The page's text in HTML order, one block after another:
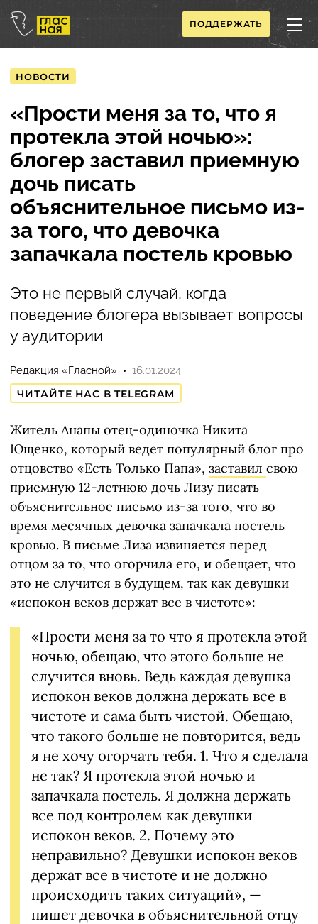
ПОДДЕРЖАТЬ
НОВОСТИ
«Прости меня за то, что я
протекла этой ночью»:
блогер заставил приемную
дочь писать
объяснительное письмо из-
за того, что девочка
запачкала постель кровью
Это не первый случай, когда
поведение блогера вызывает вопросы
у аудитории
Редакция «Гласной»
16.01.2024
ЧИТАЙТЕ НАС В TELEGRAM
Житель Анапы отец-одиночка Никита
Ющенко, который ведет популярный блог про
отцовство «Есть Только Папа», заставил свою
приемную 12-летнюю дочь Лизу писать
объяснительное письмо из-за того, что во
время месячных девочка запачкала постель
кровью. В письме Лиза извиняется перед
отцом за то, что огорчила его, и обещает, что
это не случится в будущем, так как девушки
«испокон веков держат все в чистоте»:
«Прости меня за то что я протекла этой
ночью, обещаю, что этого больше не
случится вновь. Ведь каждая девушка
испокон веков должна держать все в
чистоте и сама быть чистой. Обещаю,
что такого больше не повторится, ведь
я не хочу огорчать тебя. 1. Что я сделала
не так? Я протекла этой ночью и
запачкала постель. Я должна держать
все под контролем как девушки
испокон веков. 2. Почему это
неправильно? Девушки испокон веков
держат все в чистоте и не должно
происходить таких ситуаций», —
пишет девочка в объяснительной отцу